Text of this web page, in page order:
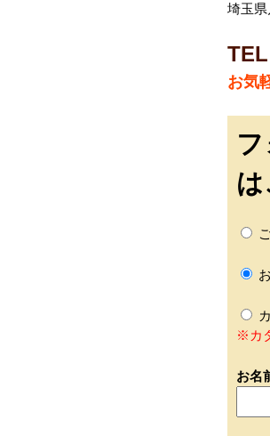
埼玉
お気
※カ
お名